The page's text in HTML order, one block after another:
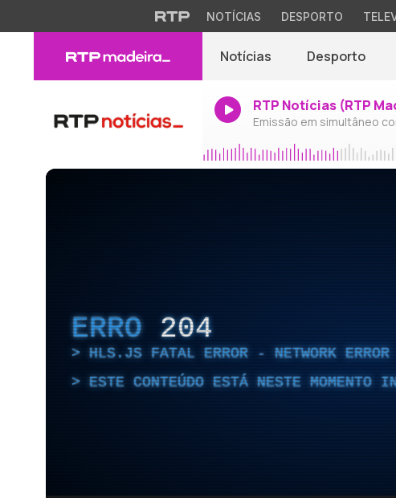
NOTÍCIAS DESPORTO
Notícias Desporto
RTP Notícias (RTP
Emissão em simultâneo
ERRO 204
HLS.JS FATAL ERROR - NETWORK ERROR
ESTE CONTEÚDO ESTÁ NESTE MOMENTO